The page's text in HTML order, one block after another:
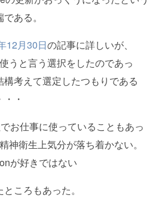
ある。
12月30日の記事に詳しいが、
うと言う選択をしたのであっ
考えて選定したつもりである
・
お仕事に使っていることもあっ
神衛生上気分が落ち着かない。
が好きではない
ころもあった。